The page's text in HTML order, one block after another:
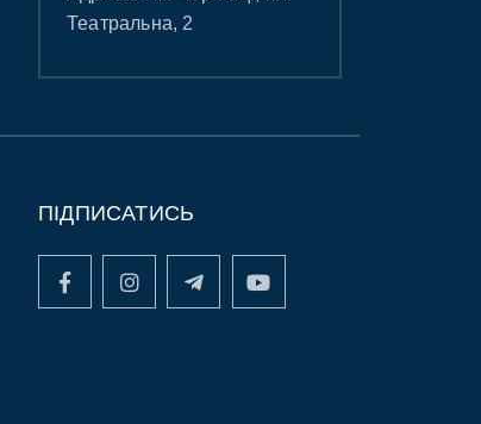
Театральна, 2
ПІДПИСАТИСЬ